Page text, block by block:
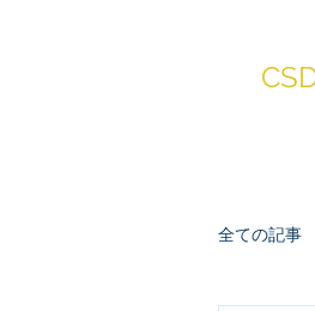
全ての記事